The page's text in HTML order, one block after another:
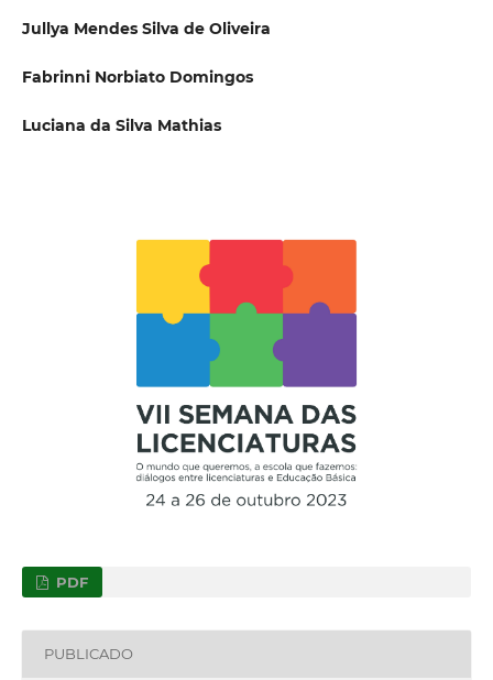
Jullya Mendes Silva de Oliveira
Fabrinni Norbiato Domingos
Luciana da Silva Mathias
PDF
PUBLICADO